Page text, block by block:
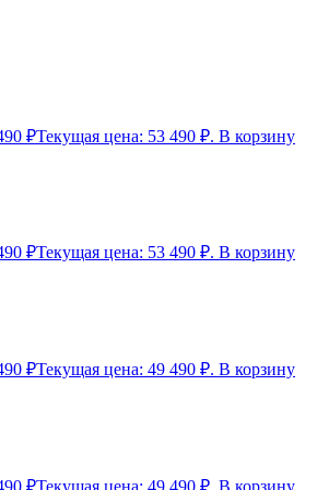
₽Текущая цена: 53 490 ₽. В корзину
₽Текущая цена: 53 490 ₽. В корзину
₽Текущая цена: 49 490 ₽. В корзину
₽Текущая цена: 49 490 ₽. В корзину